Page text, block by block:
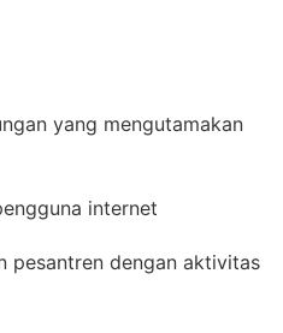
yang mengutamakan
internet
pesantren dengan aktivitas